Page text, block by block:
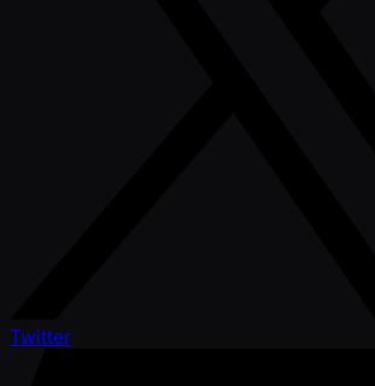
Twitter